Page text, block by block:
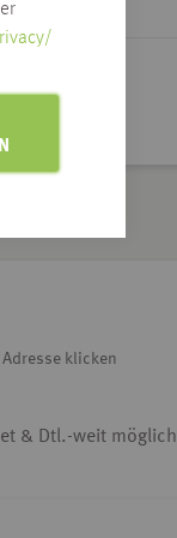
klicken
& Dtl.-weit möglich